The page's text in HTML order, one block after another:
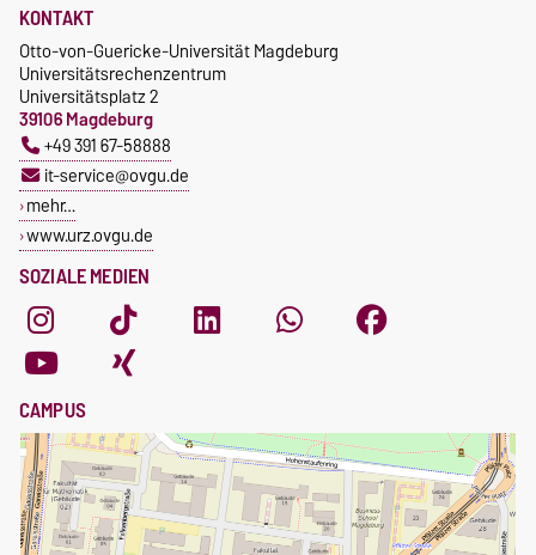
SOZIALE MEDIEN
KONTAKT
Otto-von-Guericke-Universität Magdeburg
Universitätsrechenzentrum
Universitätsplatz 2
39106 Magdeburg
+49 391 67-58888
it-service@ovgu.de
mehr…
www.urz.ovgu.de
CAMPUS